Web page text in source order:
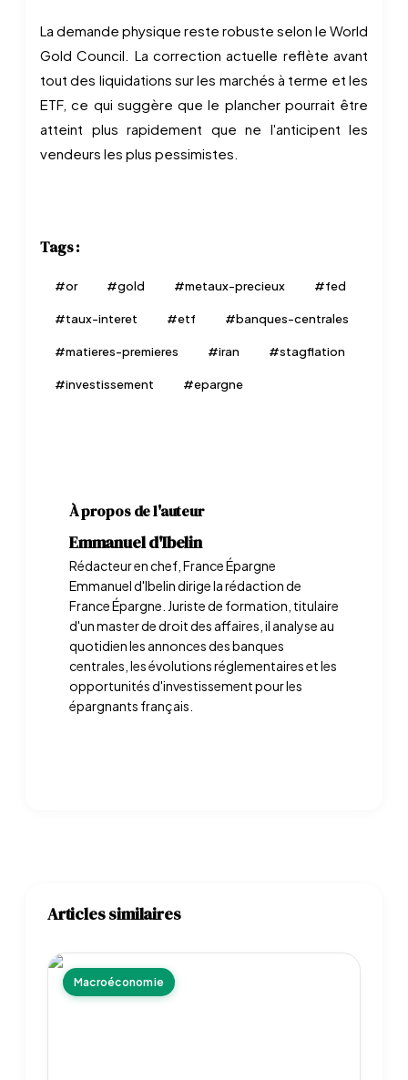
La demande physique reste robuste selon le World
Gold Council. La correction actuelle reflète avant
tout des liquidations sur les marchés à terme et les
ETF, ce qui suggère que le plancher pourrait être
atteint plus rapidement que ne l'anticipent les
vendeurs les plus pessimistes.
Tags :
#or #gold #metaux-precieux #fed
#taux-interet #etf #banques-centrales
#matieres-premieres #iran #stagflation
#investissement #epargne
À propos de l'auteur
Emmanuel d'Ibelin
Rédacteur en chef, France Épargne
Emmanuel d'Ibelin dirige la rédaction de
France Épargne. Juriste de formation, titulaire
d'un master de droit des affaires, il analyse au
quotidien les annonces des banques
centrales, les évolutions réglementaires et les
opportunités d'investissement pour les
épargnants français.
Articles similaires
Macroéconomie